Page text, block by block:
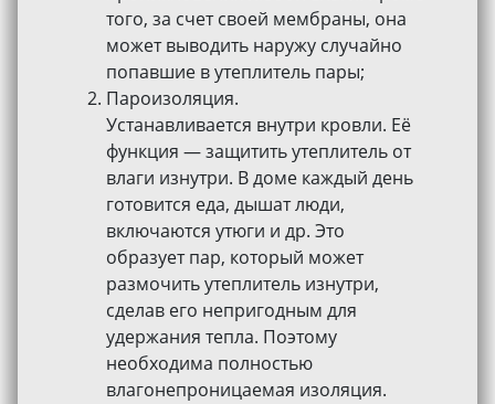
того, за счет своей мембраны, она
может выводить наружу случайно
попавшие в утеплитель пары;
Пароизоляция.
Устанавливается внутри кровли. Её
функция — защитить утеплитель от
влаги изнутри. В доме каждый день
готовится еда, дышат люди,
включаются утюги и др. Это
образует пар, который может
размочить утеплитель изнутри,
сделав его непригодным для
удержания тепла. Поэтому
необходима полностью
влагонепроницаемая изоляция.